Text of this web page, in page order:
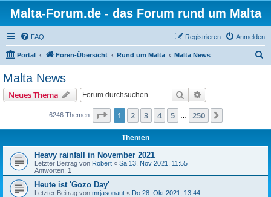
Malta-Forum.de - das Forum rund um Malta
FAQ Anmelden
Registrieren
Portal Foren-Übersicht Rund um Malta Malta News
Malta News
Neues Thema Suche
6246 Themen Seite 1von 250
1 2 3 4 5 250
Themen
Heavy rainfall in November 2021
Letzter Beitrag von Robert « Sa 13. Nov 2021, 11:55
Antworten: 1
Heute ist 'Gozo Day'
Letzter Beitrag von mrjasonaut « Do 28. Okt 2021, 13:44